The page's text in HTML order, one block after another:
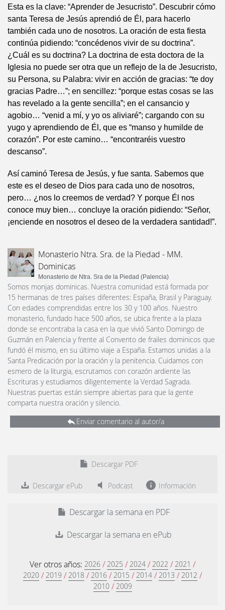
Esta es la clave: “Aprender de Jesucristo”. Descubrir cómo
santa Teresa de Jesús aprendió de Él, para hacerlo
también cada uno de nosotros. La oración de esta fiesta
continúa pidiendo: “concédenos vivir de su doctrina”.
¿Cuál es su doctrina? La doctrina de esta doctora de la
Iglesia no puede ser otra que un reflejo de la de Jesucristo,
su Persona, su Palabra: vivir en acción de gracias: “te doy
gracias Padre…”; en sencillez: “porque estas cosas se las
has revelado a la gente sencilla”; en el cansancio y
agobio… “venid a mí, y yo os aliviaré”; cargando con su
yugo y aprendiendo de Él, que es “manso y humilde de
corazón”. Por este camino… “encontraréis vuestro
descanso”.
Así caminó Teresa de Jesús, y fue santa. Sabemos que
este es el deseo de Dios para cada uno de nosotros,
pero… ¿nos lo creemos de verdad? Y porque Él nos
conoce muy bien… concluye la oración pidiendo: “Señor,
¡enciende en nosotros el deseo de la verdadera santidad!”.
Monasterio Ntra. Sra. de la Piedad - MM.
Dominicas
Monasterio de Ntra. Sra de la Piedad (Palencia)
Somos monjas dominicas. Nuestra comunidad está formada por
15 hermanas de tres países diferentes: España, Brasil y Paraguay.
Con edades comprendidas entre los 30 y 100 años. Nuestro
monasterio, fundado hace 500 años, se ubica frente a la plaza
donde se encontraba la casa en la que vivió Santo Domingo de
Guzmán en Palencia y frente al Convento de frailes dominicos que
fundó él mismo, en su último viaje a España. Estamos unidas a la
Santa Predicación por la oración y la penitencia. Cuidamos con
esmero de la liturgia, escrutamos con corazón ardiente las
Escrituras y estudiamos diligentemente la Verdad Sagrada.
Nuestras puertas están siempre abiertas para que la gente
comparta nuestra oración y silencio.
Enviar comentario al autor/a
Descargar PDF
Descargar ePub Podcast Información
Descargar la semana en PDF
Descargar la semana en ePub
Ver otros años: 2026 / 2025 / 2024 / 2022 / 2021 /
2020 / 2019 / 2018 / 2016 / 2015 / 2014 / 2013 / 2012 /
2010 / 2009